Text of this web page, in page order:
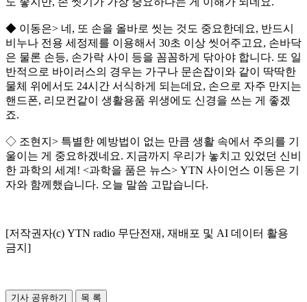
◆ 이동은> 네, 또 손을 올바로 씻는 것도 중요한데요, 반드시
비누나 전용 세정제를 이용해서 30초 이상 씻어주고요, 손바닥
은 물론 손등, 손가락 사이 등을 꼼꼼하게 닦아야 합니다. 또 일
반적으로 바이러스의 경우는 가구나 문손잡이와 같이 딱딱한
물체 위에서도 24시간 서식하게 되는데요, 손으로 자주 만지는
핸드폰, 리모컨같이 생활용품 위생에도 신경을 쓰는 게 좋겠
죠.
◇ 조현지> 특별한 예방법이 없는 만큼 생활 속에서 주의를 기
울이는 게 중요하겠네요. 지금까지 우리가 놓치고 있었던 신비
한 과학의 세계! <과학을 품은 뉴스> YTN 사이언스 이동은 기
자와 함께했습니다. 오늘 말씀 고맙습니다.
[저작권자(c) YTN radio 무단전재, 재배포 및 AI 데이터 활용
금지]
기사 공유하기 목 록